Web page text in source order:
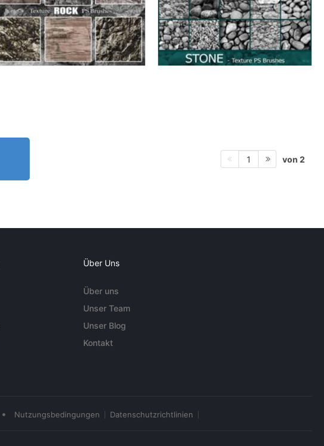
1 von 2
Über Uns
Über uns
Unser Team
Unser Blog
Kontakt
• Nutzungsbedingungen Datenschutzrichtlinien